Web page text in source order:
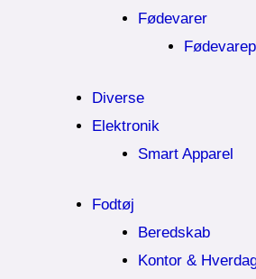
Fødevarer
Diverse
Elektronik
Smart Apparel
Fodtøj
Beredskab
Kontor &